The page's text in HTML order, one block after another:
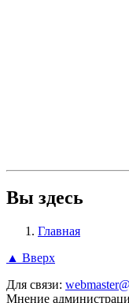
Вы здесь
Главная
▲ Вверх
Для связи:
Мнение